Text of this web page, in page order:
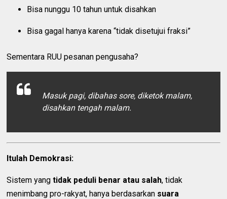
Bisa nunggu 10 tahun untuk disahkan
Bisa gagal hanya karena “tidak disetujui fraksi”
Sementara RUU pesanan pengusaha?
Masuk pagi, dibahas sore, diketok malam,
disahkan tengah malam.
Itulah Demokrasi:
Sistem yangtidak peduli benar atau salah, tidak
menimbang pro-rakyat, hanya berdasarkan suara